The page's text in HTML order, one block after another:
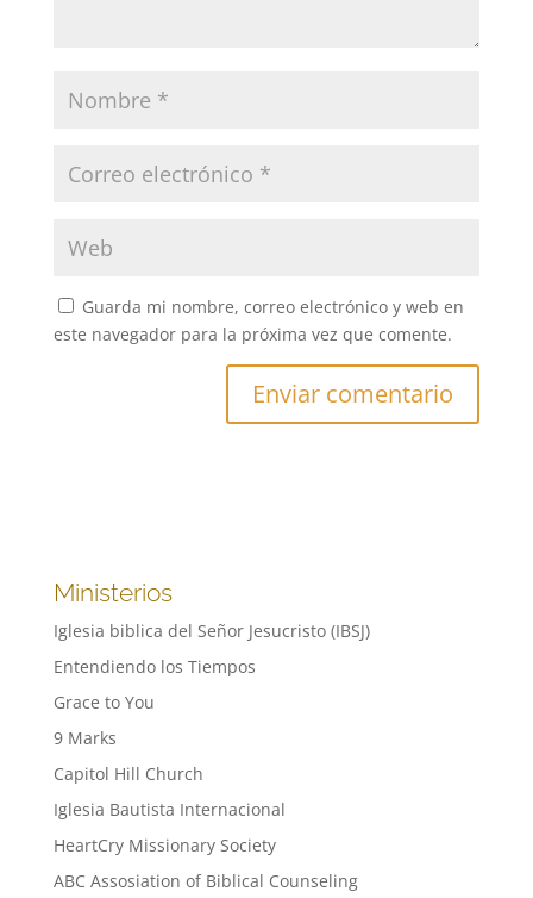
Guarda mi nombre, correo electrónico y web en
este navegador para la próxima vez que comente.
Ministerios
Iglesia biblica del Señor Jesucristo (IBSJ)
Entendiendo los Tiempos
Grace to You
9 Marks
Capitol Hill Church
Iglesia Bautista Internacional
HeartCry Missionary Society
ABC Assosiation of Biblical Counseling